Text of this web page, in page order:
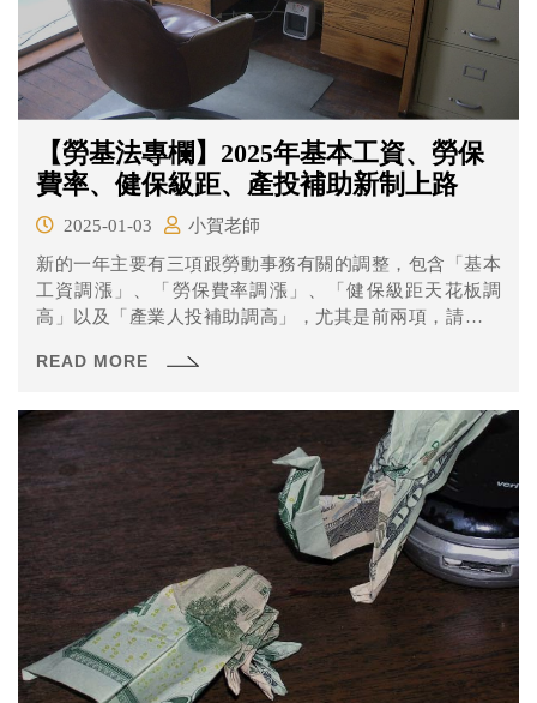
【勞基法專欄】2025年基本工資、勞保
費率、健保級距、產投補助新制上路
2025-01-03
小賀老師
新的一年主要有三項跟勞動事務有關的調整，包含「基本
工資調漲」、「勞保費率調漲」、「健保級距天花板調
高」以及「產業人投補助調高」，尤其是前兩項，請記得
READ MORE